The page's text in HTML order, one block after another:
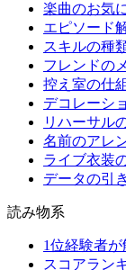
楽曲のお気
エピソード
スキルの種
フレンドの
控え室の仕
デコレーシ
リハーサル
名前のアレ
ライブ衣装
データの引
読み物系
1位経験者
スコアラン